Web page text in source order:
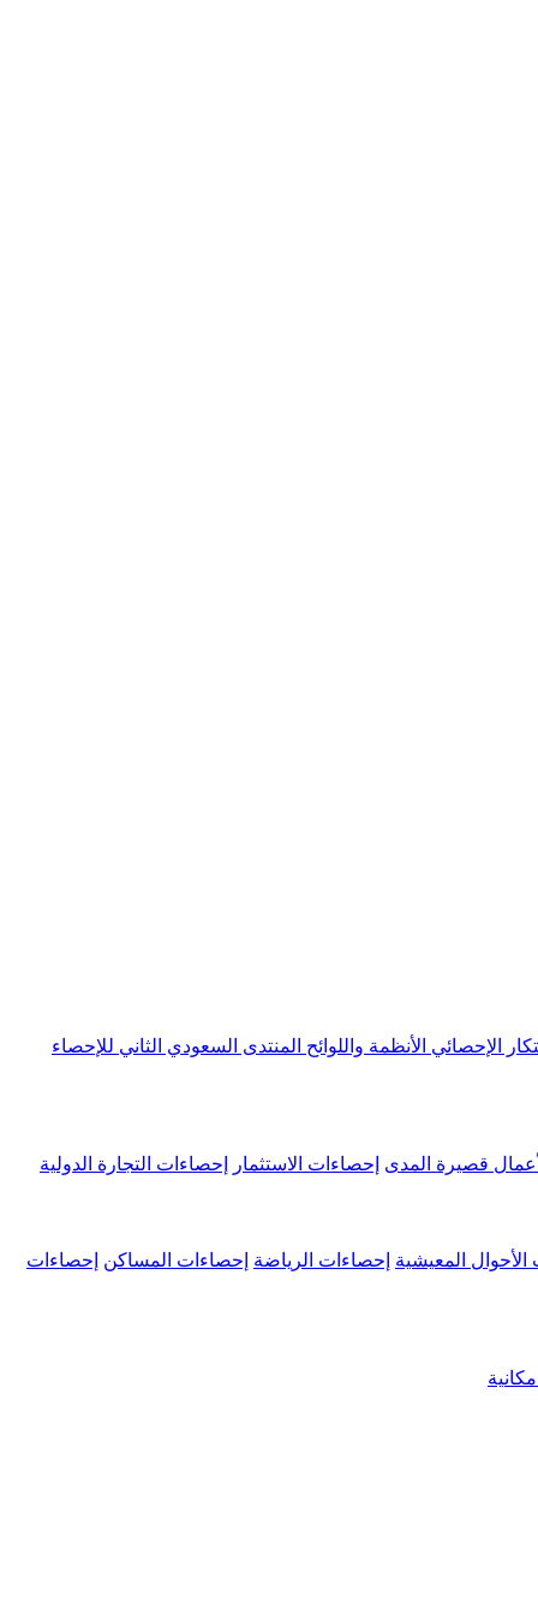
الإحصائي الأنظمة واللوائح المنتدى السعودي الثاني للإحصاء
قصيرة المدى إحصاءات الاستثمار إحصاءات التجارة الدولية
الأحوال المعيشية إحصاءات الرياضة إحصاءات المساكن إحصاءات